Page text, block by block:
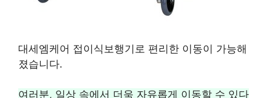
대세엠케어 접이식보행기로 편리한 이동이 가능해
졌습니다.
여러분, 일상 속에서 더욱 자유롭게 이동할 수 있다